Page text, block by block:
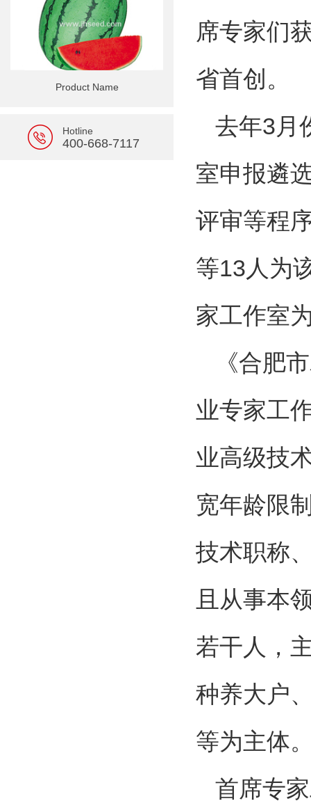
Product Name
Hotline
400-668-7117
席专家们
省首创。
去年3月
室申报遴
评审等程
等13人为
家工作室
《合肥
业专家工
业高级技
宽年龄限
技术职称
且从事本
若干人，
种养大户
等为主体
首席专